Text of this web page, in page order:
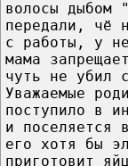
волосы дыбом
передали, чё
с работы, у
мама
чуть не убил
Уважаемые
поступило в
и поселяется
его хотя бы
приготовит